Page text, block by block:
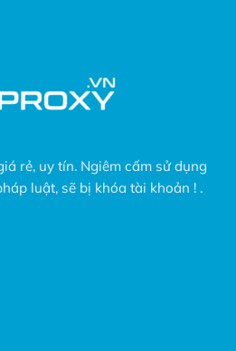
rẻ, uy tín. Ngiêm cấm sử dụng
luật, sẽ bị khóa tài khoản ! .